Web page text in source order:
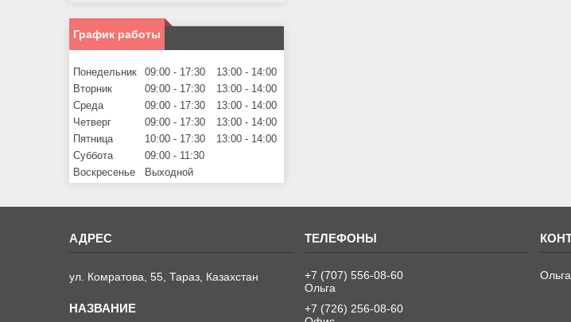
График работы
Понедельник 09:00 17:30 13:00
14:00
Вторник
09:00 17:30 13:00
14:00
Среда
09:00 17:30 13:00
14:00
Четверг
09:00 17:30 13:00
14:00
Пятница
10:00 17:30 13:00
14:00
Суббота
09:00
11:30
Воскресенье
Выходной
ул. Комратова, 55, Тараз, Казахстан
+7 (707) 556-08-60
Ольга
+7 (726) 256-08-60
Ольга